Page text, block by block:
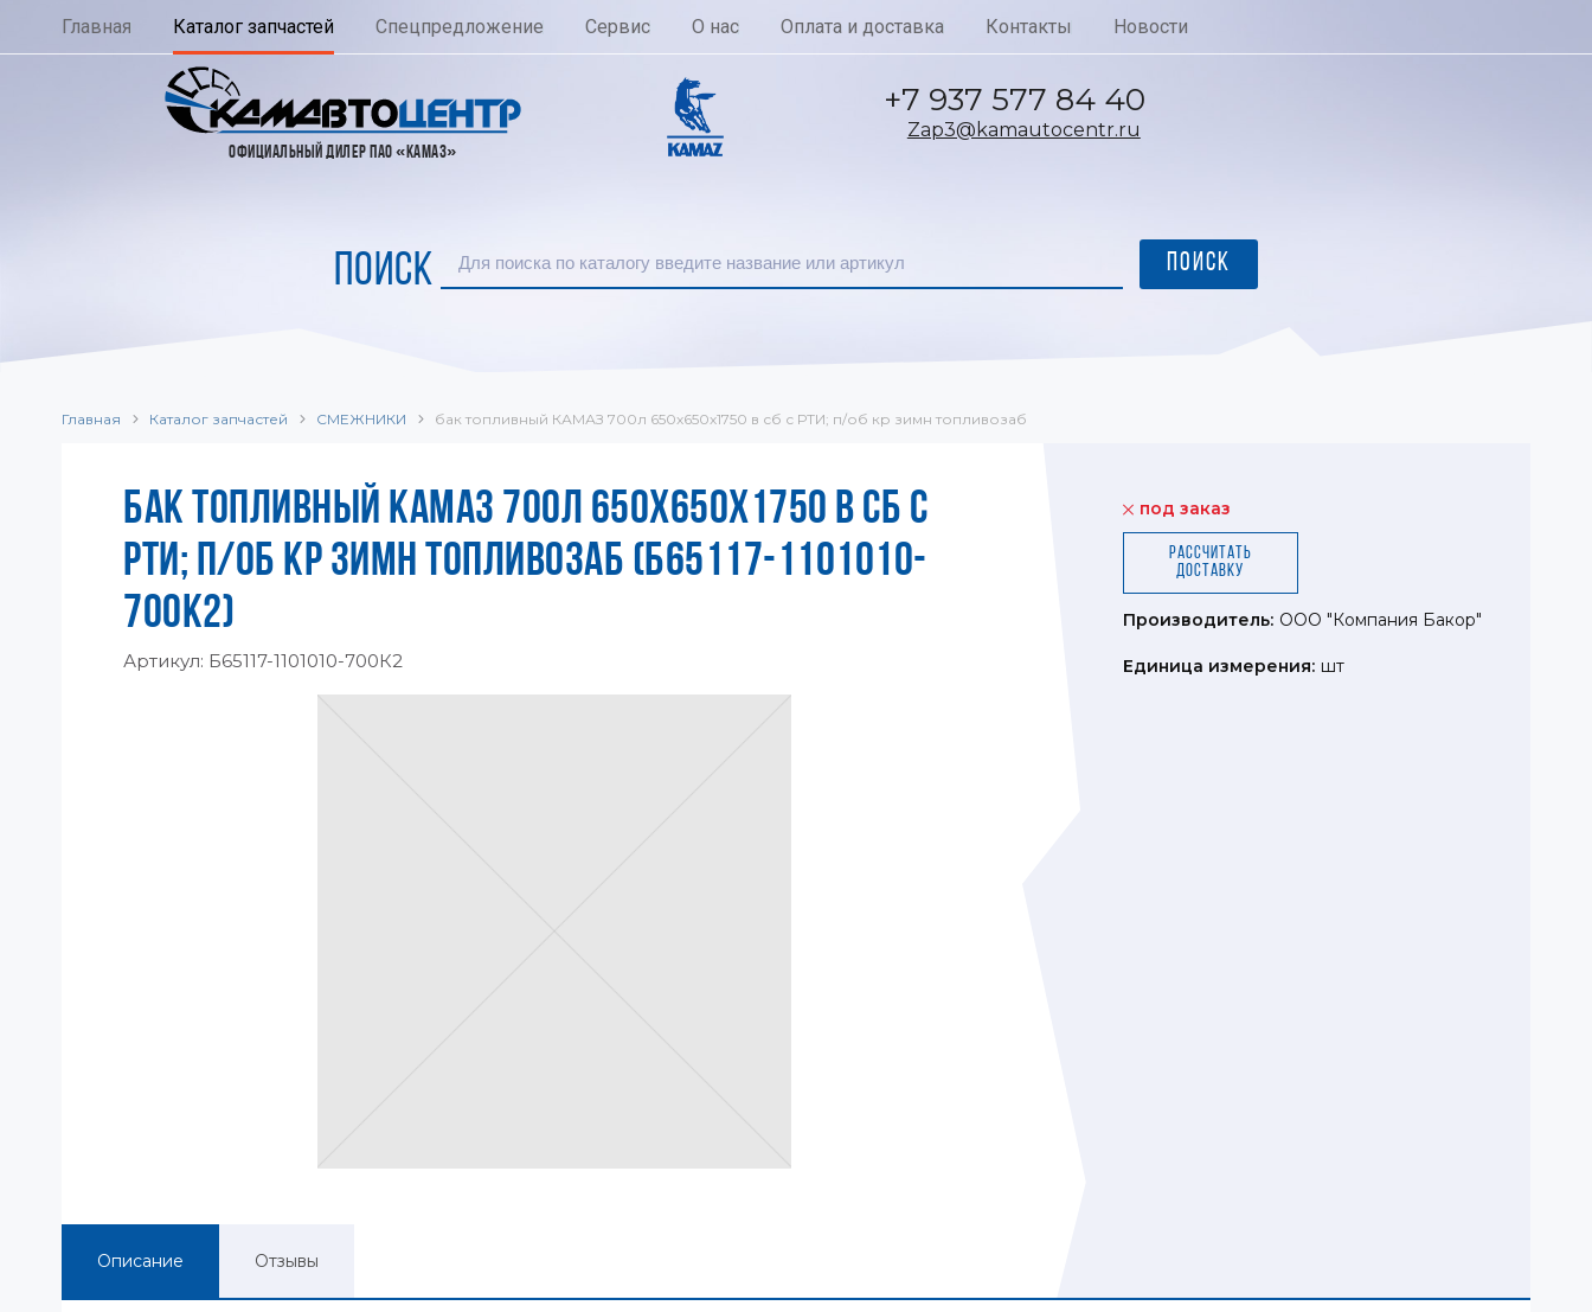
Главная Каталог запчастей Спецпредложение Сервис О нас Оплата и доставка Контакты Новости
ОФИЦИАЛЬНЫЙ ДИЛЕР ПАО «КАМАЗ»
Zap3@kamautocentr.ru
+7 937 577 84 40
ПОИСК
Главная Каталог запчастей СМЕЖНИКИ бак топливный КАМАЗ 700л 650х650х1750 в сб с РТИ; п/об кр зимн топливозаб
БАК ТОПЛИВНЫЙ КАМАЗ 700Л 650Х650Х1750 В СБ С
РТИ; П/ОБ КР ЗИМН ТОПЛИВОЗАБ (Б65117-1101010-
700К2)
Артикул: Б65117-1101010-700К2
под заказ
Рассчитать
доставку
Производитель: ООО "Компания Бакор"
Единица измерения: шт
Описание Отзывы